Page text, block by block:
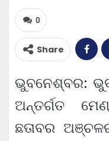
0
Share
ଭୁବନେଶ୍ବର:
ଅନ୍ତର୍ଗତ
ଛତାବର